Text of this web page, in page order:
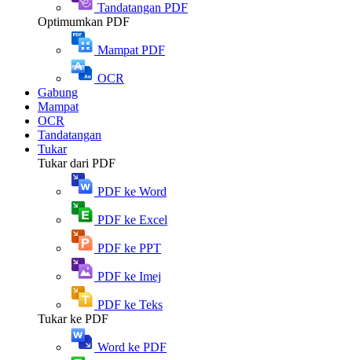
Tandatangan PDF
Optimumkan PDF
Mampat PDF
OCR
Gabung
Mampat
OCR
Tandatangan
Tukar
Tukar dari PDF
PDF ke Word
PDF ke Excel
PDF ke PPT
PDF ke Imej
PDF ke Teks
Tukar ke PDF
Word ke PDF